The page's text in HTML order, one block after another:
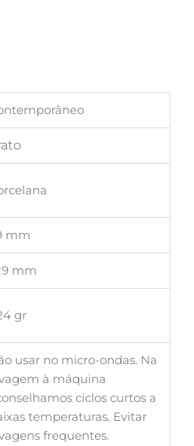
mm
mm
gr
usar no micro-ondas. Na
à máquina
ciclos curtos a
temperaturas. Evitar
frequentes.